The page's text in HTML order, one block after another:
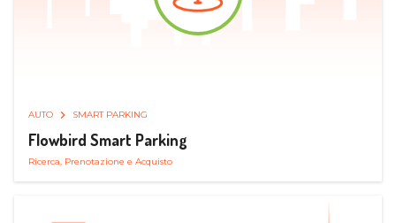
AUTO SMART PARKING
Flowbird Smart Parking
Ricerca, Prenotazione e Acquisto